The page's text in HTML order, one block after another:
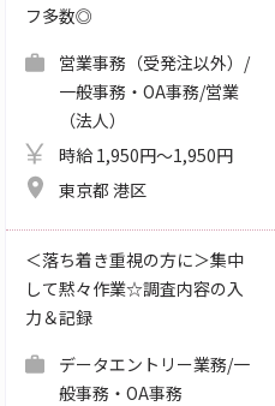
フ多数◎
営業事務（受発注以外）/
一般事務・OA事務/営業
（法人）
時給 1,950円～1,950円
東京都 港区
＜落ち着き重視の方に＞集中
して黙々作業☆調査内容の入
力＆記録
データエントリー業務/一
般事務・OA事務